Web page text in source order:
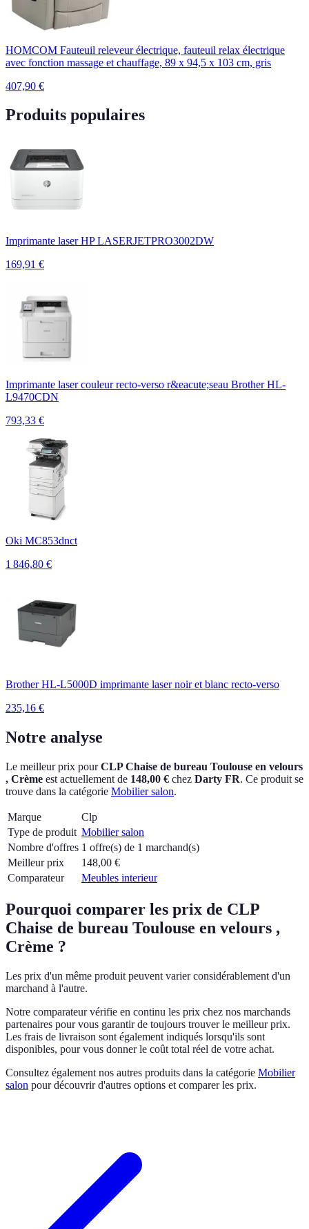
HOMCOM Fauteuil releveur électrique, fauteuil relax électrique
avec fonction massage et chauffage, 89 x 94,5 x 103 cm, gris
407,90 €
Produits populaires
Imprimante laser HP LASERJETPRO3002DW
169,91 €
Imprimante laser couleur recto-verso r&eacute;seau Brother HL-
L9470CDN
793,33 €
Oki MC853dnct
1 846,80 €
Brother HL-L5000D imprimante laser noir et blanc recto-verso
235,16 €
Notre analyse
Le meilleur prix pourCLP Chaise de bureau Toulouse en velours
, Crème est actuellement de 148,00 € chez Darty FR. Ce produit se
trouve dans la catégorie Mobilier salon.
Marque
Clp
Type de produit Mobilier salon
Nombre d'offres 1 offre(s) de 1 marchand(s)
Meilleur prix
148,00 €
Comparateur
Meubles interieur
Pourquoi comparer les prix de CLP
Chaise de bureau Toulouse en velours ,
Crème ?
Les prix d'un même produit peuvent varier considérablement d'un
marchand à l'autre.
Notre comparateur vérifie en continu les prix chez nos marchands
partenaires pour vous garantir de toujours trouver le meilleur prix.
Les frais de livraison sont également indiqués lorsqu'ils sont
disponibles, pour vous donner le coût total réel de votre achat.
Consultez également nos autres produits dans la catégorie Mobilier
salon pour découvrir d'autres options et comparer les prix.